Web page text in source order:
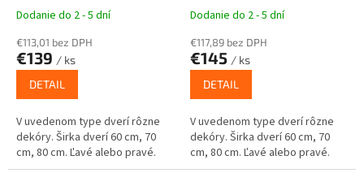
Dodanie do 2 - 5 dní
€113,01 bez DPH
€139 / ks
DETAIL
V uvedenom type dverí rôzne
dekóry. Širka dverí 60 cm, 70
cm, 80 cm. Ľavé alebo pravé.
Dodanie do 2 - 5 dní
€117,89 bez DPH
€145 / ks
DETAIL
V uvedenom type dverí rôzne
dekóry. Širka dverí 60 cm, 70
cm, 80 cm. Ľavé alebo pravé.